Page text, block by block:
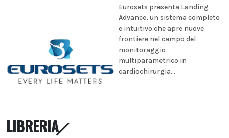
Eurosets presenta Landing
Advance, un sistema completo
e intuitivo che apre nuove
frontiere nel campo del
monitoraggio
multiparametrico in
cardiochirurgia...
LIBRERIA